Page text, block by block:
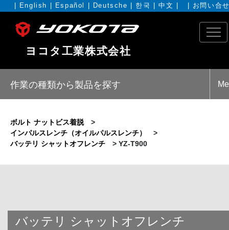
English Español Deutsche 한국 |中文 お問い合
ヨコタ工業株式会社
作業の種類から製品を探す
ボルト ナットビス着脱
>
インパルスレンチ（オイルパルスレンチ）
>
バッテリ シャットオフレンチ
> YZ-T900
バッテリ シャットオフレンチ